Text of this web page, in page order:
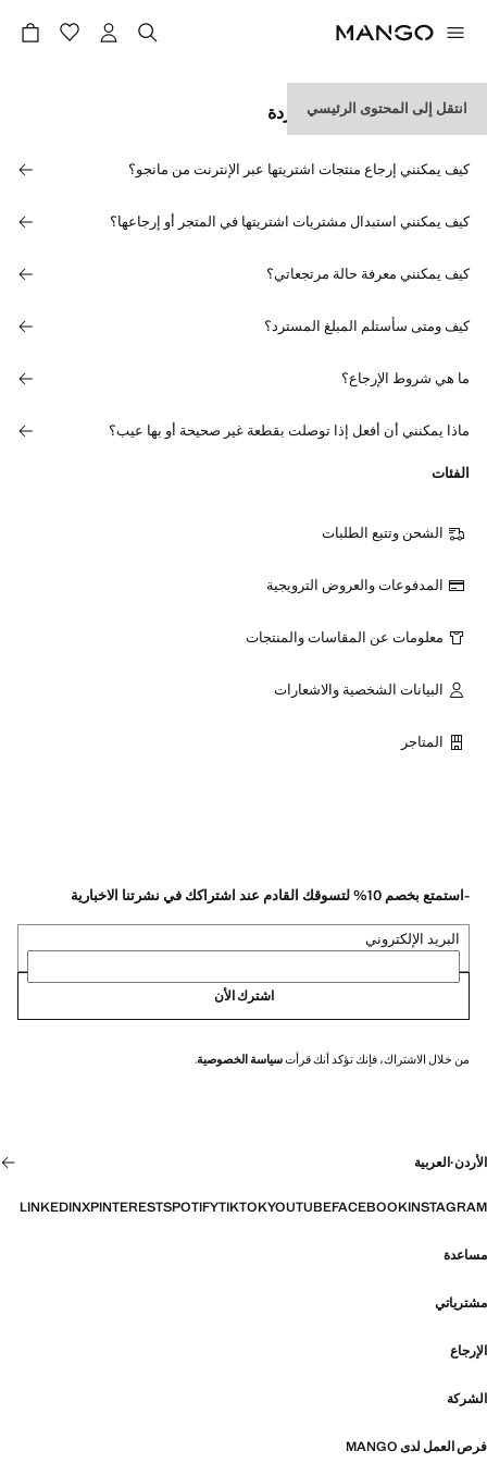
انتقل إلى المحتوى الرئيسي
المرتجعات والمبالغ المستردة
كيف يمكنني إرجاع منتجات اشتريتها عبر الإنترنت من مانجو؟
كيف يمكنني استبدال مشتريات اشتريتها في المتجر أو إرجاعها؟
كيف يمكنني معرفة حالة مرتجعاتي؟
كيف ومتى سأستلم المبلغ المسترد؟
ما هي شروط الإرجاع؟
ماذا يمكنني أن أفعل إذا توصلت بقطعة غير صحيحة أو بها عيب؟
الفئات
الشحن وتتبع الطلبات
المدفوعات والعروض الترويجية
معلومات عن المقاسات والمنتجات
البيانات الشخصية والاشعارات
المتاجر
-استمتع بخصم 10% لتسوقك القادم عند اشتراكك في نشرتنا الاخبارية
البريد الإلكتروني
اشترك الأن
من خلال الاشتراك، فإنك تؤكد أنك قرأتسياسة الخصوصية.
الأردن·العربية
INSTAGRAM
FACEBOOK
YOUTUBE
TIKTOK
SPOTIFY
PINTEREST
X
LINKEDIN
مساعدة
مشترياتي
الإرجاع
الشركة
فرص العمل لدى MANGO